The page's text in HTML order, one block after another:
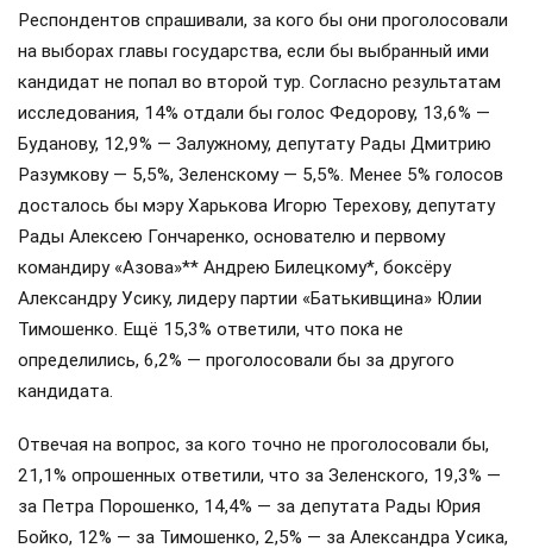
Респондентов спрашивали, за кого бы они проголосовали
на выборах главы государства, если бы выбранный ими
кандидат не попал во второй тур. Согласно результатам
исследования, 14% отдали бы голос Федорову, 13,6% —
Буданову, 12,9% — Залужному, депутату Рады Дмитрию
Разумкову — 5,5%, Зеленскому — 5,5%. Менее 5% голосов
досталось бы мэру Харькова Игорю Терехову, депутату
Рады Алексею Гончаренко, основателю и первому
командиру «Азова»** Андрею Билецкому*, боксёру
Александру Усику, лидеру партии «Батькивщина» Юлии
Тимошенко. Ещё 15,3% ответили, что пока не
определились, 6,2% — проголосовали бы за другого
кандидата.
Отвечая на вопрос, за кого точно не проголосовали бы,
21,1% опрошенных ответили, что за Зеленского, 19,3% —
за Петра Порошенко, 14,4% — за депутата Рады Юрия
Бойко, 12% — за Тимошенко, 2,5% — за Александра Усика,